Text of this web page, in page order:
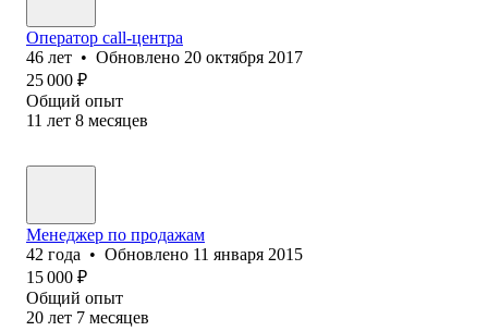
Оператор call-центра
46 лет • Обновлено 20 октября 2017
25 000 ₽
Общий опыт
11 лет 8 месяцев
Менеджер по продажам
42 года • Обновлено 11 января 2015
15 000 ₽
Общий опыт
20 лет 7 месяцев